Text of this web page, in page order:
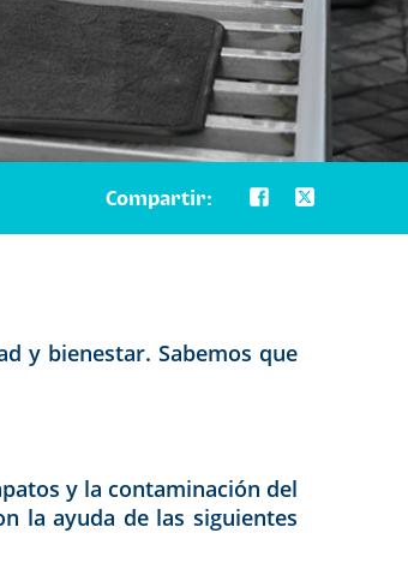
Compartir:
y bienestar. Sabemos que
y la contaminación del
la ayuda de las siguientes